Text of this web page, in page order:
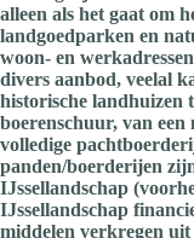
alleen als het gaat om
landgoedparken en
woon- en
divers aanbod, veelal
historische landhuizen
boerenschuur, van een
volledige
panden/boerderijen
IJssellandschap
IJssellandschap
middelen verkregen